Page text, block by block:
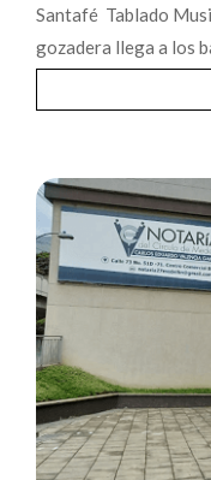
Santafé Tablado
gozadera llega a los